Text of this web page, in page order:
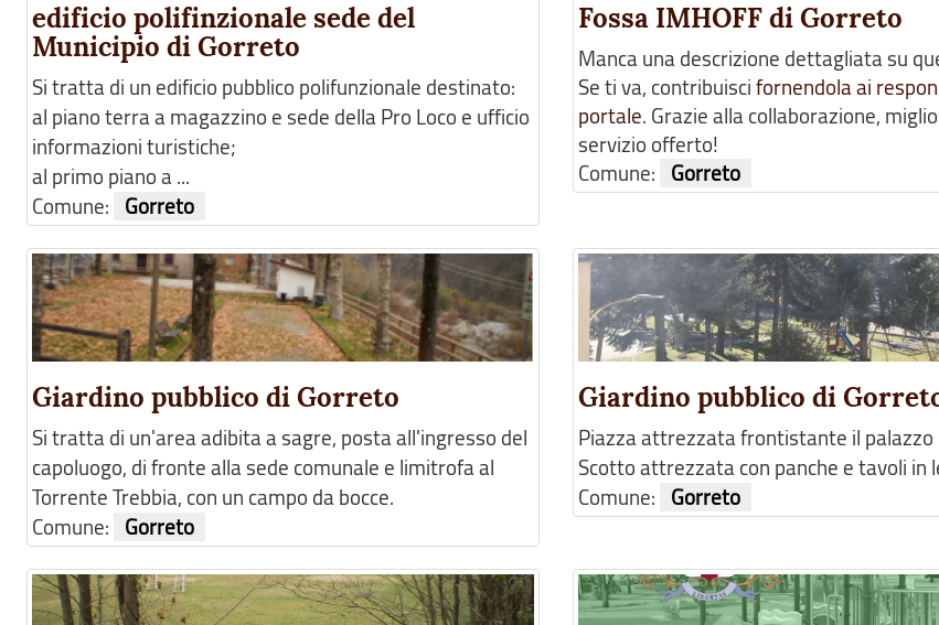
edificio polifinzionale sede del
Municipio di Gorreto
Si tratta di un edificio pubblico polifunzionale destinato:
al piano terra a magazzino e sede della Pro Loco e ufficio
informazioni turistiche;
al primo piano a ...
Comune:
Gorreto
Fossa IMHOFF di Gorreto
Manca una descrizione dettagliata su
Se ti va, contribuiscifornendola ai
portale. Grazie alla collaborazione,
servizio offerto!
Comune:
Gorreto
Giardino pubblico di Gorreto
Si tratta di un'area adibita a sagre, posta all'ingresso del
capoluogo, di fronte alla sede comunale e limitrofa al
Torrente Trebbia, con un campo da bocce.
Comune:
Gorreto
Giardino pubblico di
Piazza attrezzata frontistante il palazzo
Scotto attrezzata con panche e tavoli in
Comune:
Gorreto